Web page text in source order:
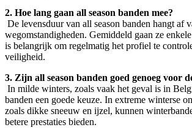
2. Hoe lang gaan all season banden mee?
De levensduur van all season banden hangt af
wegomstandigheden. Gemiddeld gaan ze
is belangrijk om regelmatig het profiel te
veiligheid.
3. Zijn all season banden goed genoeg voor
In milde winters, zoals vaak het geval is in
banden een goede keuze. In extreme winterse
zoals dikke sneeuw en ijzel, kunnen
betere prestaties bieden.